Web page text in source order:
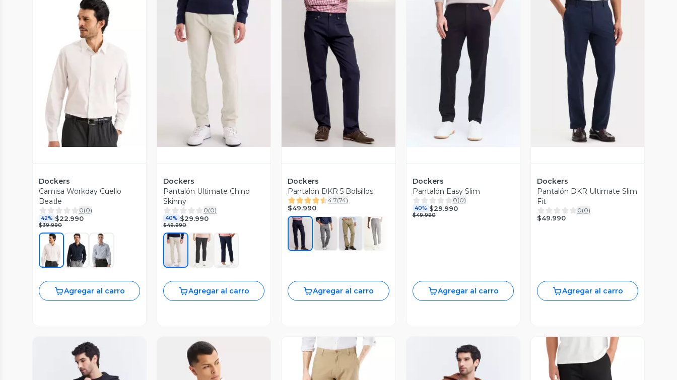
Vista Previa
Dockers
Camisa Workday Cuello
Beatle
0(0)
42% $22.990
$39.990
Agregar al carro
Vista Previa
Dockers
Pantalón Ultimate Chino
Skinny
0(0)
40% $29.990
$49.990
Agregar al carro
Vista Previa
Dockers
Pantalón DKR 5 Bolsillos
4.7(74)
$49.990
Agregar al carro
Vista Previa
Dockers
Pantalón Easy Slim
0(0)
40% $29.990
$49.990
Agregar al carro
Vista Previa
Dockers
Pantalón DKR Ultimate Slim
Fit
0(0)
$49.990
Agregar al carro